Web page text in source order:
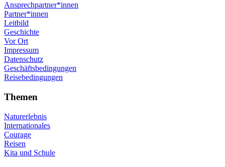
Ansprechpartner*innen
Partner*innen
Leitbild
Geschichte
Vor Ort
Impressum
Datenschutz
Geschäftsbedingungen
Reisebedingungen
Themen
Naturerlebnis
Internationales
Courage
Reisen
Kita und Schule